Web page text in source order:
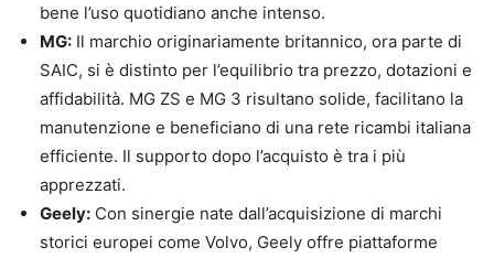
bene l’uso quotidiano anche intenso.
MG: Il marchio originariamente britannico, ora parte di
SAIC, si è distinto per l’equilibrio tra prezzo, dotazioni e
affidabilità. MG ZS e MG 3 risultano solide, facilitano la
manutenzione e beneficiano di una rete ricambi italiana
efficiente. Il supporto dopo l’acquisto è tra i più
apprezzati.
Geely: Con sinergie nate dall’acquisizione di marchi
storici europei come Volvo, Geely offre piattaforme